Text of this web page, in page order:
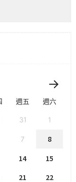
週五 週六
31 1
7
8
14
15
21 22